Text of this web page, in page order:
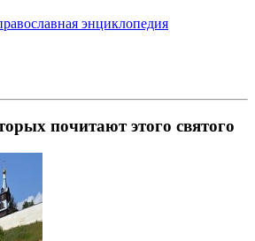
энциклопедия
почитают этого святого